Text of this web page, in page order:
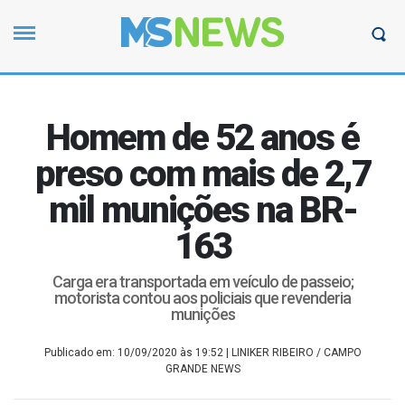
Homem de 52 anos é
preso com mais de 2,7
mil munições na BR-
163
Carga era transportada em veículo de passeio;
motorista contou aos policiais que revenderia
munições
Publicado em: 10/09/2020 às 19:52
| LINIKER RIBEIRO / CAMPO
GRANDE NEWS